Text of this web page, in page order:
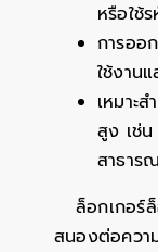
หรือใช้
การออ
ใช้งาน
เหมาะ
สูง เช่
สาธาร
ล็อกเกอร์
สนองต่อควา